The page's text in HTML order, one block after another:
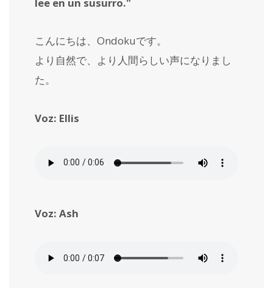
lee en un susurro."
こんにちは、Ondokuです。
より自然で、より人間らしい声になりまし
た。
Voz: Ellis
Voz: Ash